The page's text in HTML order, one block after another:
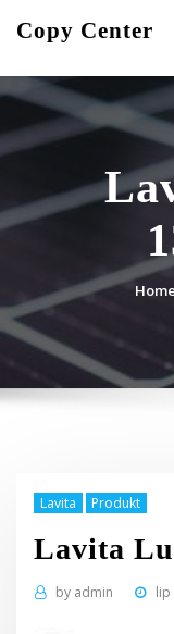
Copy Center
Home
Lavita Produkt
Lavita
by admin lip